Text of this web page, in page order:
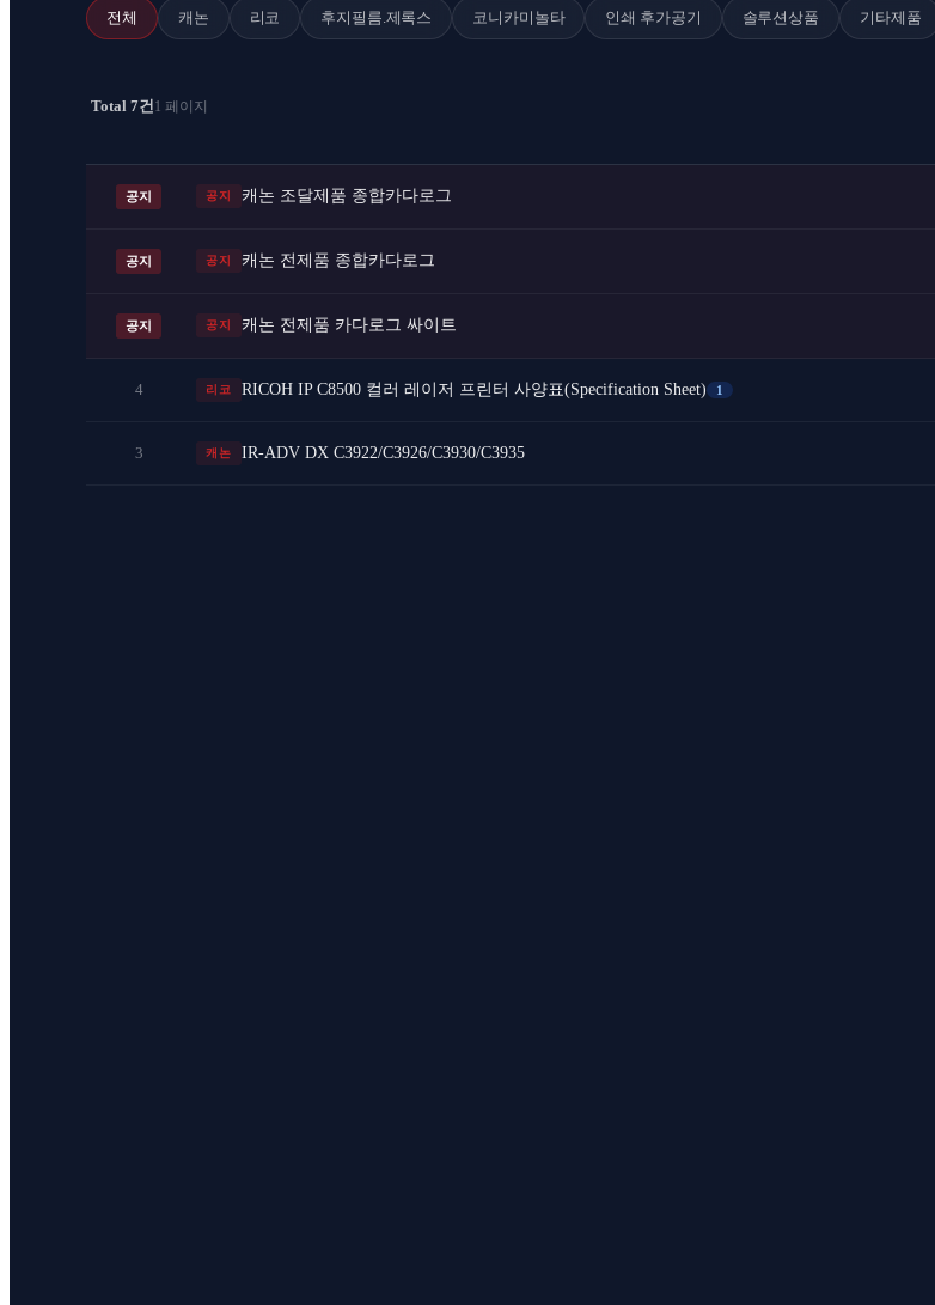
전체 캐논 리코 후지필름.제록스 코니카미놀타 인쇄 후가공기 솔루션상품 기타제품
Total 7건 1 페이지
공지 공지 캐논 조달제품 종합카다로그
공지 공지 캐논 전제품 종합카다로그
공지 공지 캐논 전제품 카다로그 싸이트
4 리코 RICOH IP C8500 컬러 레이저 프린터 사양표(Specification Sheet) 1
3 캐논 IR-ADV DX C3922/C3926/C3930/C3935